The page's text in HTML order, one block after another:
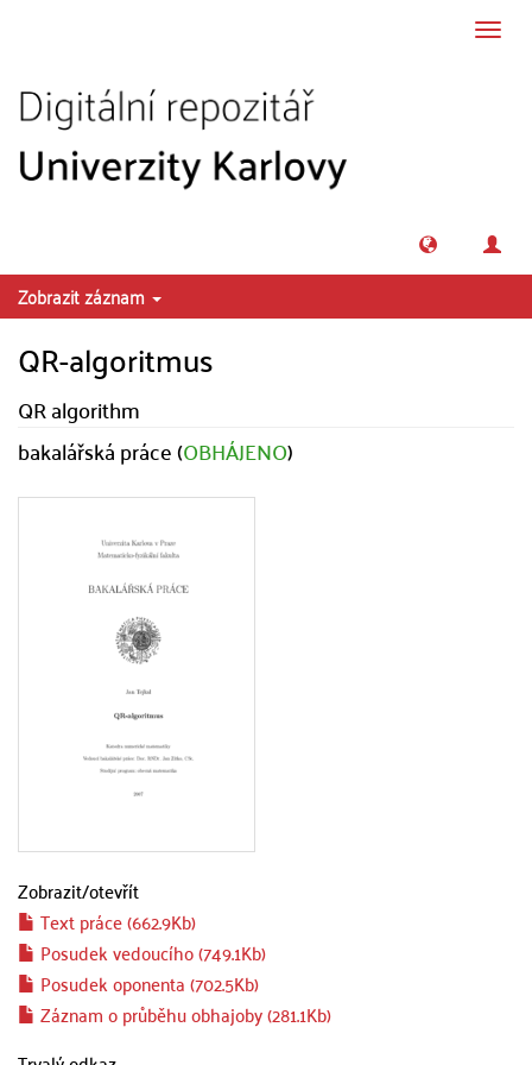
Zobrazit záznam
QR-algoritmus
QR algorithm
bakalářská práce (OBHÁJENO)
Zobrazit/otevřít
Text práce (662.9Kb)
Posudek vedoucího (749.1Kb)
Posudek oponenta (702.5Kb)
Záznam o průběhu obhajoby (281.1Kb)